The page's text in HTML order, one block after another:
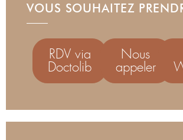
VOUS SOUHAITEZ
RDV via
Doctolib
Nous
appeler